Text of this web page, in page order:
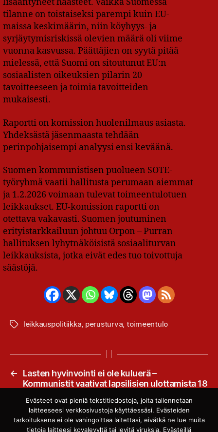
lisääntyneet haasteet. Vaikka Suomessa
tilanne on toistaiseksi parempi kuin EU-
maissa keskimäärin, niin köyhyys- ja
syrjäytymisriskissä olevien määrä oli viime
vuonna kasvussa. Päättäjien on syytä pitää
mielessä, että Suomi on sitoutunut EU:n
sosiaalisten oikeuksien pilarin 20
tavoitteeseen ja toimia tavoitteiden
mukaisesti.
Raportti on komission huolenilmaus asiasta.
Yhdeksästä jäsenmaasta tehdään
perinpohjaisempi analyysi ensi keväänä.
Suomen kommunistisen puolueen SOTE-
työryhmä vaatii hallitusta perumaan aiemmat
ja 1.2.2026 voimaan tulevat toimeentulotuen
leikkaukset. EU-komission raportti on
otettava vakavasti. Suomen joutuminen
erityistarkkailuun johtuu Orpon – Purran
hallituksen lyhytnäköisistä sosiaaliturvan
leikkauksista, jotka eivät edes tuo toivottuja
säästöjä.
Avainsanat
leikkauspolitiikka perusturva toimeentulo
←
Lasten hyvinvointi ei ole kuluerä –
Kommunistit vaativat lapsilisien ulottamista 18
Kansalaisaloite päihdehoidon uudistamiseksi
etenee jatkokäsittelyyn
Evästeet ovat pieniä tekstitiedostoja, joita tallennetaan
laitteeseesi verkkosivustoja käyttäessäsi. Evästeiden
tarkoituksena ei ole vahingoittaa laitettasi, eivätkä ne lue muita
tietoja laitteesi kovalevyltä tai levitä viruksia. Evästeillä